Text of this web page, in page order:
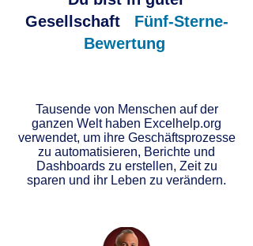
Gesellschaft
Fünf-Sterne-
Bewertung
Tausende von Menschen auf der
ganzen Welt haben Excelhelp.org
verwendet, um ihre Geschäftsprozesse
zu automatisieren, Berichte und
Dashboards zu erstellen, Zeit zu
sparen und ihr Leben zu verändern.